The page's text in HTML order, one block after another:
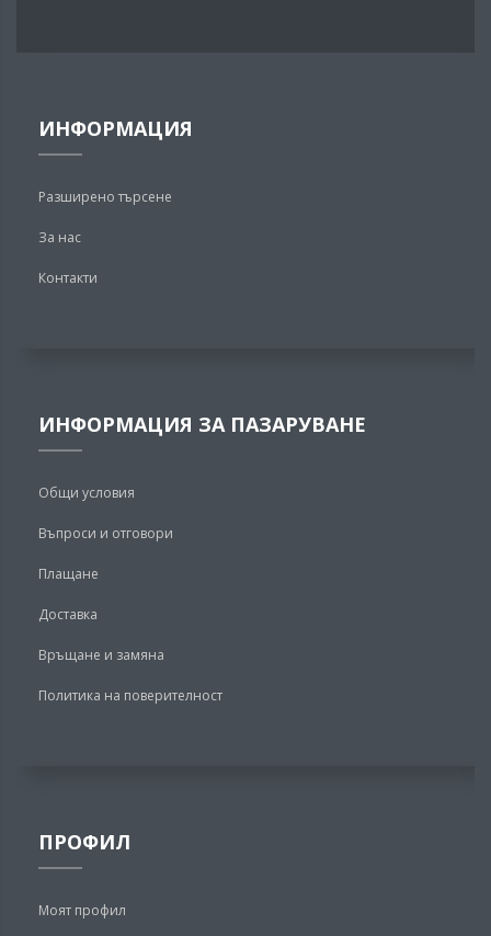
ИНФОРМАЦИЯ
Разширено търсене
За нас
Контакти
ИНФОРМАЦИЯ ЗА ПАЗАРУВАНЕ
Общи условия
Въпроси и отговори
Плащане
Доставка
Връщане и замяна
Политика на поверителност
ПРОФИЛ
Моят профил